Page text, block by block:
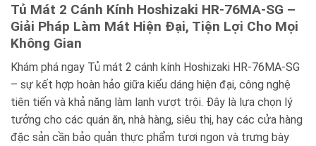
Tủ Mát 2 Cánh Kính Hoshizaki HR-76MA-SG –
Giải Pháp Làm Mát Hiện Đại, Tiện Lợi Cho Mọi
Không Gian
Khám phá ngay Tủ mát 2 cánh kính Hoshizaki HR-76MA-SG
– sự kết hợp hoàn hảo giữa kiểu dáng hiện đại, công nghệ
tiên tiến và khả năng làm lạnh vượt trội. Đây là lựa chọn lý
tưởng cho các quán ăn, nhà hàng, siêu thị, hay các cửa hàng
đặc sản cần bảo quản thực phẩm tươi ngon và trưng bày